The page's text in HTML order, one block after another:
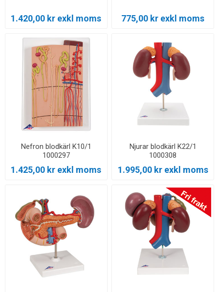
1.420,00 kr exkl moms 775,00 kr exkl moms
Nefron blodkärl K10/1
1000297
1.425,00 kr exkl moms
Njurar blodkärl K22/1
1000308
1.995,00 kr exkl moms